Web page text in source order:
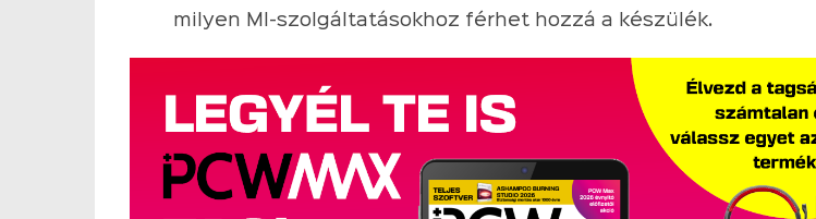
milyen MI-szolgáltatásokhoz férhet hozzá a készülék.